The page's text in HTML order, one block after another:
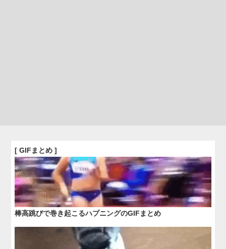
[ GIFまとめ ]
棒高跳びで巻き起こるハプニングのGIFまとめ